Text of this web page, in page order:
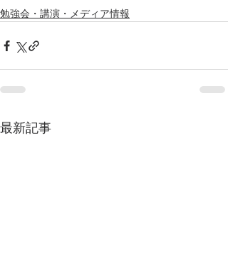
勉強会・講演・メディア情報
最新記事